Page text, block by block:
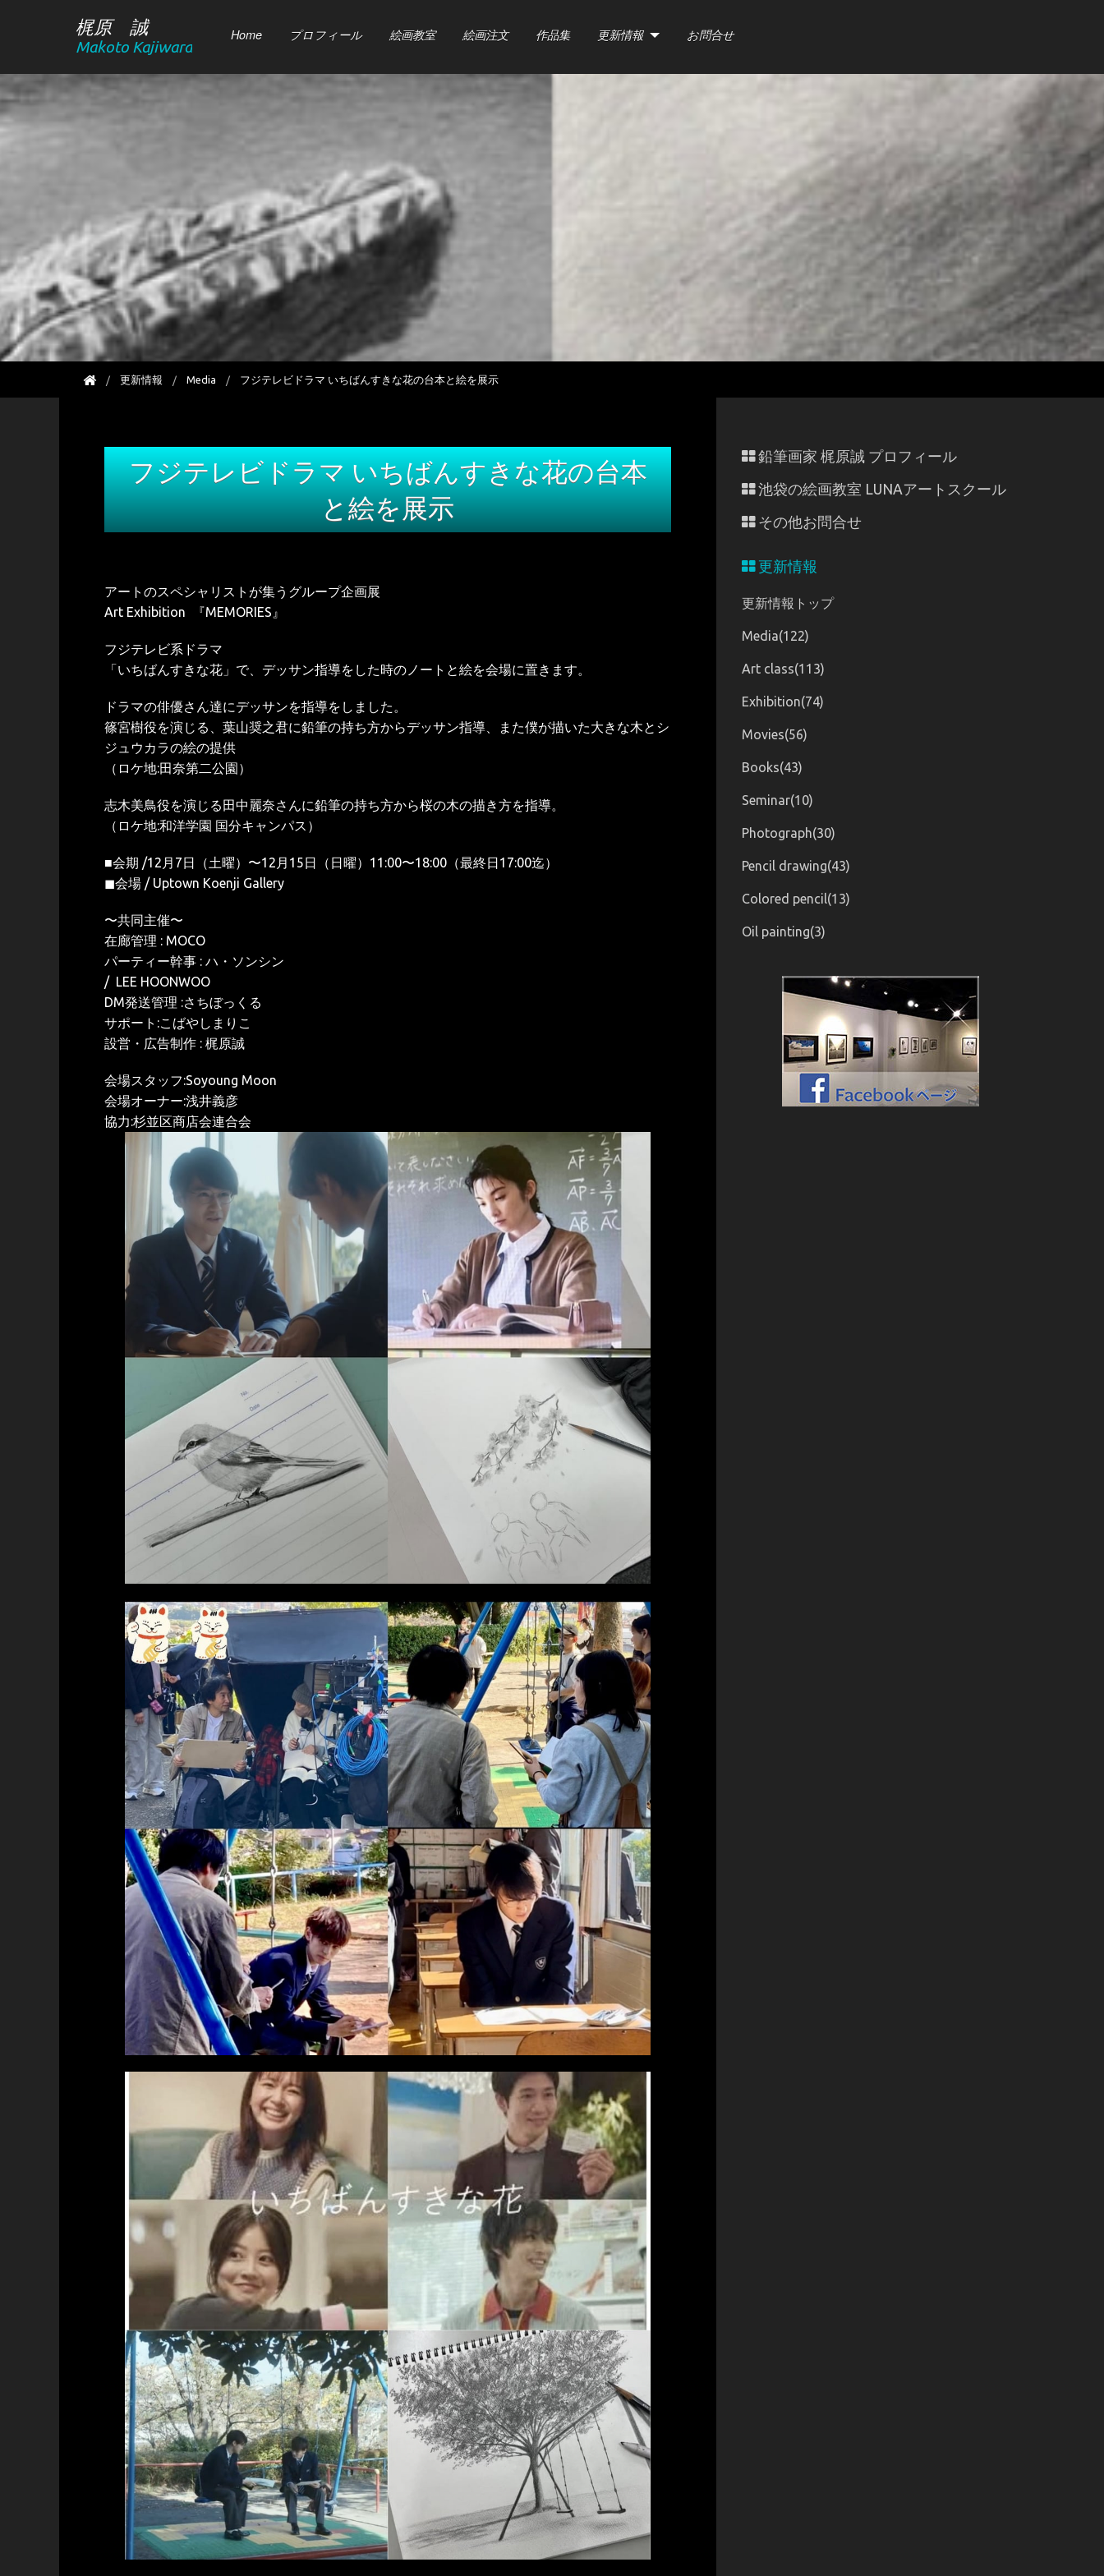
梶原 誠
Makoto Kajiwara
Home プロフィール 絵画教室 絵画注文 作品集 更新情報 お問合せ
更新情報 Media フジテレビドラマ いちばんすきな花の台本と絵を展示
フジテレビドラマ いちばんすきな花の台本
と絵を展示
アートのスペシャリストが集うグループ企画展
Art Exhibition 『MEMORIES』
フジテレビ系ドラマ
「いちばんすきな花」で、デッサン指導をした時のノートと絵を会場に置きます。
ドラマの俳優さん達にデッサンを指導をしました。
篠宮樹役を演じる、葉山奨之君に鉛筆の持ち方からデッサン指導、また僕が描いた大きな木とシ
ジュウカラの絵の提供
（ロケ地:田奈第二公園）
志木美鳥役を演じる田中麗奈さんに鉛筆の持ち方から桜の木の描き方を指導。
（ロケ地:和洋学園 国分キャンパス）
■会期 /12月7日（土曜）〜12月15日（日曜）11:00〜18:00（最終日17:00迄）
◼︎会場 / Uptown Koenji Gallery
〜共同主催〜
在廊管理 : MOCO
パーティー幹事 : ハ・ソンシン
/ LEE HOONWOO
DM発送管理 :さちぼっくる
サポート:こばやしまりこ
設営・広告制作 : 梶原誠
会場スタッフ:Soyoung Moon
会場オーナー:浅井義彦
協力:杉並区商店会連合会
鉛筆画家 梶原誠 プロフィール
池袋の絵画教室 LUNAアートスクール
その他お問合せ
更新情報
更新情報トップ
Media(122)
Art class(113)
Exhibition(74)
Movies(56)
Books(43)
Seminar(10)
Photograph(30)
Pencil drawing(43)
Colored pencil(13)
Oil painting(3)